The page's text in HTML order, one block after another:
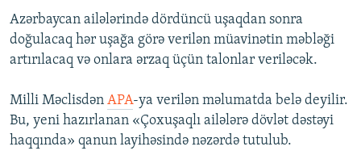
ARAŞDIRMA
MULTIMEDIA
FOTOQALEREYA
İNFOQRAFIKA
OXU ZALI
AZƏRBAYCAN ƏDƏBIYYATI KITABXANASI
HAQQIMIZDA
MISSIYAMIZ
BIZI IZLƏ
Azərbaycan ailələrində dördüncü uşaqdan sonra
doğulacaq hər uşağa görə verilən müavinətin məbləği
artırılacaq və onlara ərzaq üçün talonlar veriləcək.
Milli Məclisdən APA-ya verilən məlumatda belə deyilir.
Bu, yeni hazırlanan «Çoxuşaqlı ailələrə dövlət dəstəyi
haqqında» qanun layihəsində nəzərdə tutulub.